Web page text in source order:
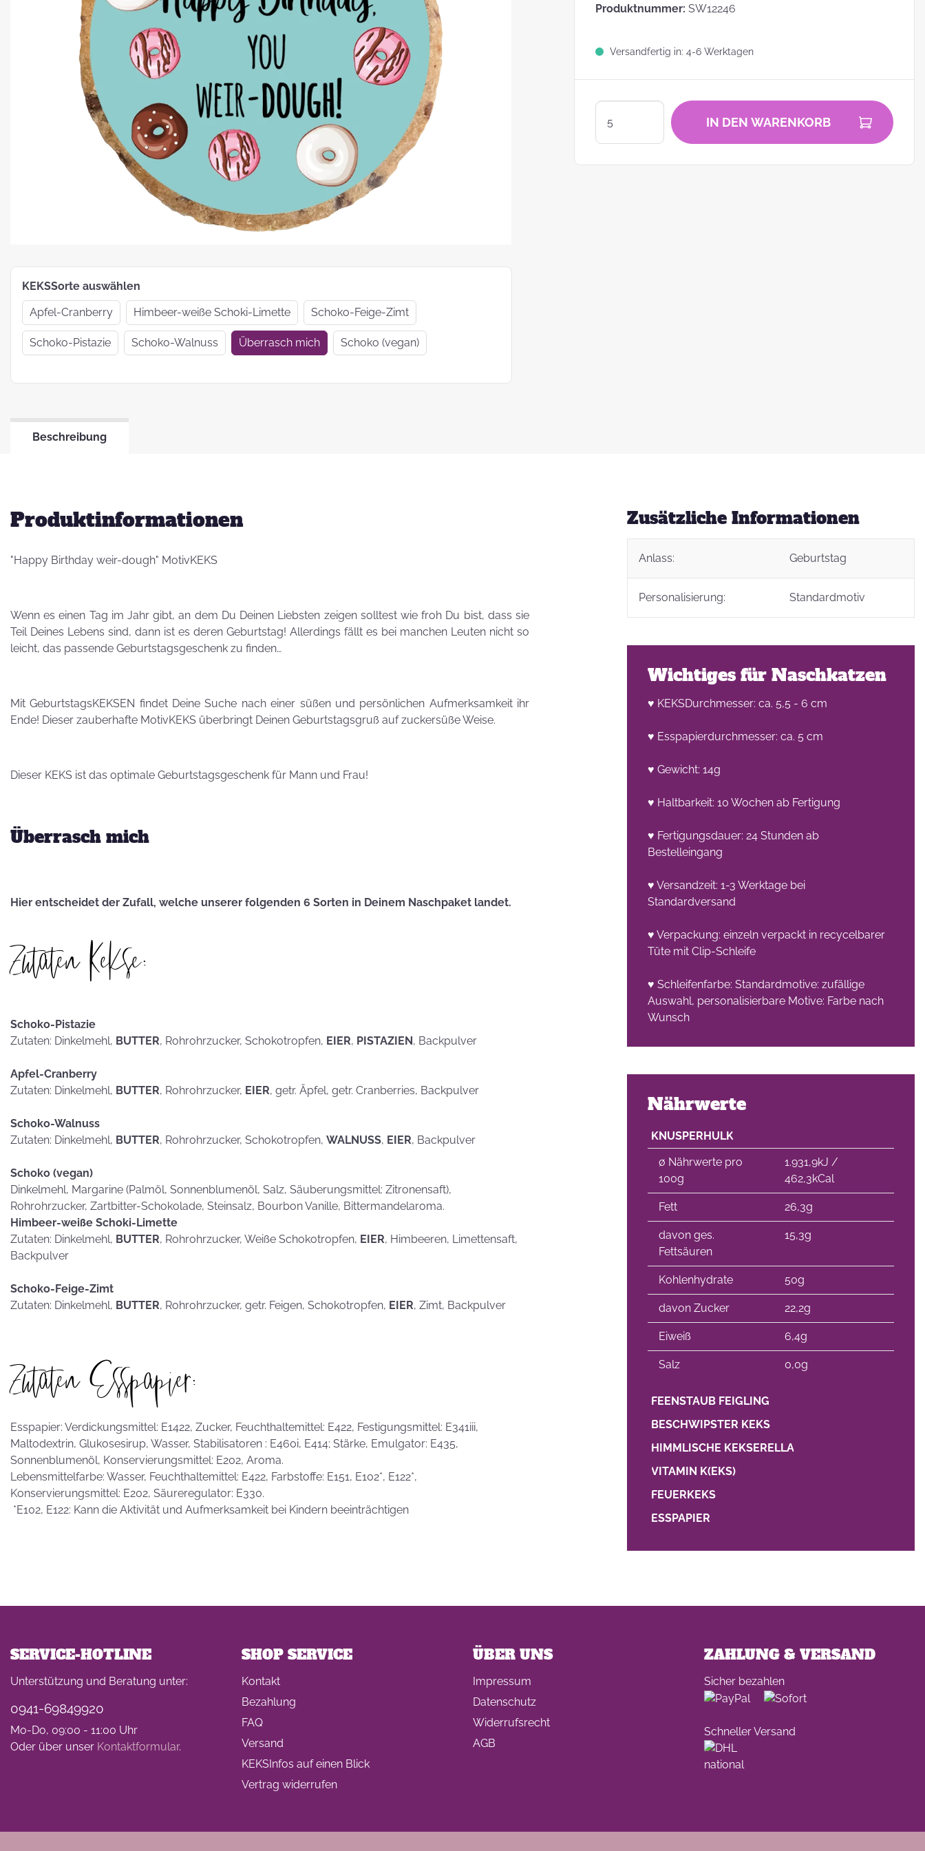
Platz für Plätzchen: 5 Fakten zu
Weihnachtsgebäck
Sind Plätzchen
KEKSE?
Leckere Werbegeschenke zu
How To:
MotivKEKS-
Designer
The struggle is real: Unsere
Verpackungsoptionen
KEKSTeig zum
Wir haben uns
verkrümelt...
Geschenkideen
zur Einschulung
2021
Besuch von
Petra Homeier
Zauberhafte
LogoKEKSE für
Kindergeburtstag
Leber wird's
den Muttertag
Postkarten?
Produktnummer: SW12246
Versandfertig in: 4-6 Werktagen
IN DEN WARENKORB
KEKSSorte auswählen
Apfel-Cranberry
Himbeer-weiße Schoki-Limette Schoko-Feige-Zimt
Schoko-Pistazie Schoko-Walnuss Überrasch mich Schoko (vegan)
Beschreibung
Produktinformationen
"Happy Birthday weir-dough" MotivKEKS
Wenn es einen Tag im Jahr gibt, an dem Du Deinen Liebsten zeigen solltest wie froh Du bist, dass sie
Teil Deines Lebens sind, dann ist es deren Geburtstag! Allerdings fällt es bei manchen Leuten nicht so
leicht, das passende Geburtstagsgeschenk zu finden…
Mit GeburtstagsKEKSEN findet Deine Suche nach einer süßen und persönlichen Aufmerksamkeit ihr
Ende! Dieser zauberhafte MotivKEKS überbringt Deinen Geburtstagsgruß auf zuckersüße Weise.
Dieser KEKS ist das optimale Geburtstagsgeschenk für Mann und Frau!
Überrasch mich
Hier entscheidet der Zufall, welche unserer folgenden 6 Sorten in Deinem Naschpaket landet.
Zutaten Kekse:
Schoko-Pistazie
Zutaten: Dinkelmehl, BUTTER, Rohrohrzucker, Schokotropfen, EIER, PISTAZIEN, Backpulver
Apfel-Cranberry
Zutaten: Dinkelmehl, BUTTER, Rohrohrzucker, EIER, getr. Äpfel, getr. Cranberries, Backpulver
Schoko-Walnuss
Zutaten: Dinkelmehl, BUTTER, Rohrohrzucker, Schokotropfen, WALNUSS, EIER, Backpulver
Schoko (vegan)
Dinkelmehl, Margarine (Palmöl, Sonnenblumenöl, Salz, Säuberungsmittel: Zitronensaft),
Rohrohrzucker, Zartbitter-Schokolade, Steinsalz, Bourbon Vanille, Bittermandelaroma.
Himbeer-weiße Schoki-Limette
Zutaten: Dinkelmehl, BUTTER, Rohrohrzucker, Weiße Schokotropfen, EIER, Himbeeren, Limettensaft,
Backpulver
Schoko-Feige-Zimt
Zutaten: Dinkelmehl, BUTTER, Rohrohrzucker, getr. Feigen, Schokotropfen, EIER, Zimt, Backpulver
Zutaten Esspapier:
Esspapier: Verdickungsmittel: E1422, Zucker, Feuchthaltemittel: E422, Festigungsmittel: E341iii,
Maltodextrin, Glukosesirup, Wasser, Stabilisatoren : E460i, E414; Stärke, Emulgator: E435,
Sonnenblumenöl, Konservierungsmittel: E202, Aroma.
Lebensmittelfarbe: Wasser, Feuchthaltemittel: E422, Farbstoffe: E151, E102*, E122*,
Konservierungsmittel: E202, Säureregulator: E330.
*E102, E122: Kann die Aktivität und Aufmerksamkeit bei Kindern beeinträchtigen
Zusätzliche Informationen
Anlass: Geburtstag
Personalisierung: Standardmotiv
Wichtiges für Naschkatzen
♥ KEKSDurchmesser: ca. 5,5 - 6 cm
♥ Esspapierdurchmesser: ca. 5 cm
♥ Gewicht: 14g
♥ Haltbarkeit: 10 Wochen ab Fertigung
♥ Fertigungsdauer: 24 Stunden ab
Bestelleingang
♥ Versandzeit: 1-3 Werktage bei
Standardversand
♥ Verpackung: einzeln verpackt in recycelbarer
Tüte mit Clip-Schleife
♥ Schleifenfarbe: Standardmotive: zufällige
Auswahl, personalisierbare Motive: Farbe nach
Wunsch
Nährwerte
KNUSPERHULK
∅ Nährwerte pro
100g
1.931,9kJ /
462,3kCal
Fett 26,3g
davon ges.
Fettsäuren
15,3g
Kohlenhydrate 50g
davon Zucker 22,2g
Eiweiß 6,4g
Salz 0,0g
FEENSTAUB FEIGLING
BESCHWIPSTER KEKS
HIMMLISCHE KEKSERELLA
VITAMIN K(EKS)
FEUERKEKS
ESSPAPIER
SERVICE-HOTLINE
Unterstützung und Beratung unter:
0941-69849920
Mo-Do, 09:00 - 11:00 Uhr
Oder über unser Kontaktformular.
SHOP SERVICE
Kontakt
Bezahlung
FAQ
Versand
KEKSInfos auf einen Blick
Vertrag widerrufen
ÜBER UNS
Impressum
Datenschutz
Widerrufsrecht
AGB
ZAHLUNG & VERSAND
Sicher bezahlen
Schneller Versand